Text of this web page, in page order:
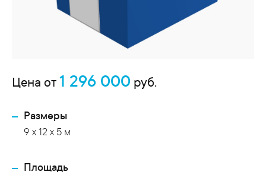
Цена от 1 296 000 руб.
Размеры
9 х 12 х 5 м
Площадь